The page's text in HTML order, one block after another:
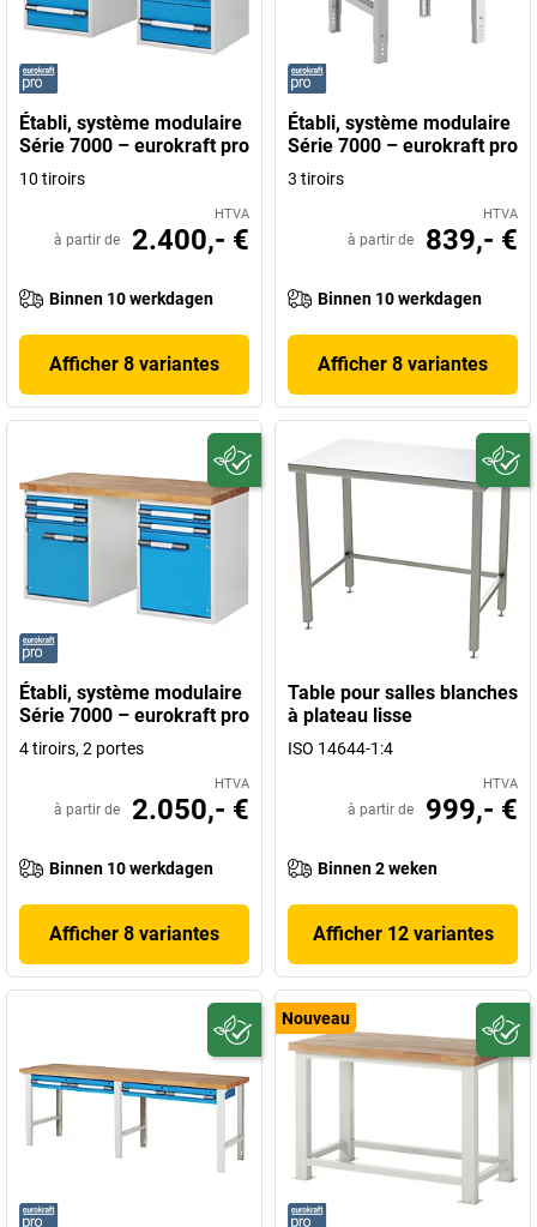
Établi, système modulaire
Série 7000 – eurokraft pro
10 tiroirs
HTVA
à partir de 2.400,- €
Binnen 10 werkdagen
Afficher 8 variantes
Établi, système modulaire
Série 7000 – eurokraft pro
3 tiroirs
HTVA
à partir de 839,- €
Binnen 10 werkdagen
Afficher 8 variantes
Établi, système modulaire
Série 7000 – eurokraft pro
4 tiroirs, 2 portes
HTVA
à partir de 2.050,- €
Binnen 10 werkdagen
Afficher 8 variantes
Table pour salles blanches
à plateau lisse
ISO 14644-1:4
HTVA
à partir de 999,- €
Binnen 2 weken
Afficher 12 variantes
Nouveau